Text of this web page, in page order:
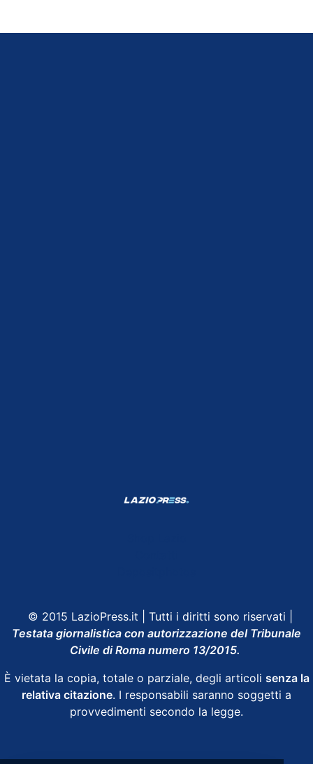
© 2015 LazioPress.it | Tutti i diritti sono riservati |
Testata giornalistica con autorizzazione del Tribunale
Civile di Roma numero 13/2015.
È vietata la copia, totale o parziale, degli articoli senza la
relativa citazione. I responsabili saranno soggetti a
provvedimenti secondo la legge.